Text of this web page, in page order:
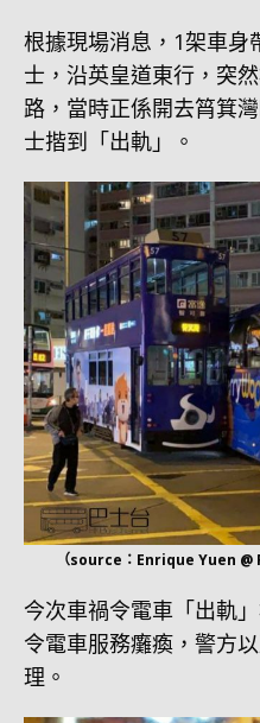
根據現場消息，1架車身
士，沿英皇道東行，突
路，當時正係開去筲箕
士揩到「出軌」。
（source：Enrique Yuen @
今次車禍令電車「出軌
令電車服務癱瘓，警方
理。